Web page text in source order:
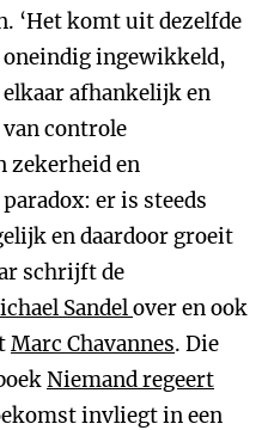
‘Het komt uit dezelfde
ingewikkeld,
afhankelijk en
controle
zekerheid en
er is steeds
en daardoor groeit
schrijft de
Sandelover en ook
Marc Chavannes. Die
Niemand regeert
invliegt in een